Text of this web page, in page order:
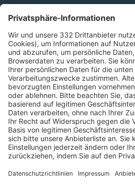
Kontakt
HÄUFIG BESUCHTE SEITEN
Pässe und Vereinswechsel
Trainerausbildung
Schulungsangebot Vereinsmitarbeiter
BFV-Geschäftsstellen
Trainerbörse
Login SpielPlus
FOLGE DEM BFV